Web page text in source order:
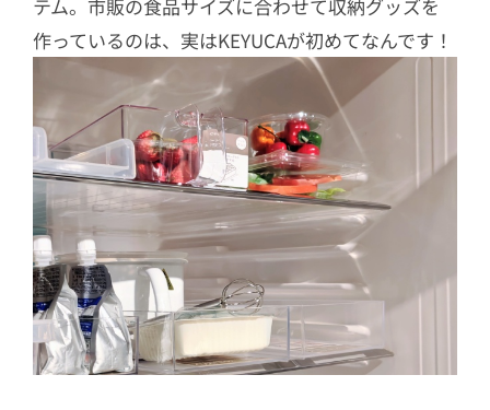
テム。市販の食品サイズに合わせて収納グッズを
作っているのは、実はKEYUCAが初めてなんです！